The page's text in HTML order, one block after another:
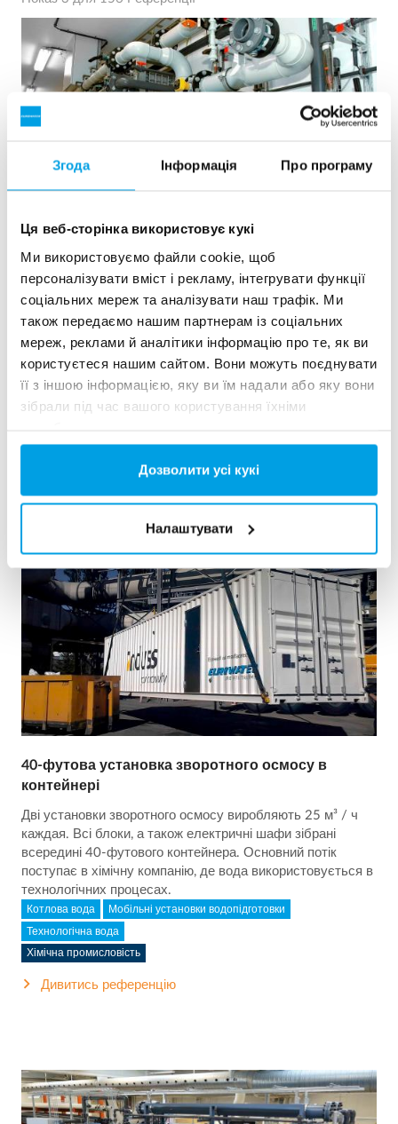
Згода Інформація Про програму
Ця веб-сторінка використовує кукі
Ми використовуємо файли cookie, щоб
персоналізувати вміст і рекламу, інтегрувати функції
соціальних мереж та аналізувати наш трафік. Ми
також передаємо нашим партнерам із соціальних
мереж, реклами й аналітики інформацію про те, як ви
користуєтеся нашим сайтом. Вони можуть поєднувати
її з іншою інформацією, яку ви їм надали або яку вони
зібрали під час вашого користування їхніми
Дозволити усі кукі
Налаштувати
2x60 м³/год надчистої води для електростанції -
WTP в контейнерах 6 x 40 фу...
Цьому замовнику потрібно було модернізувати існуючу
водоочисну установку, але вільного місця на майданчику
не було. Кращим рішенням була мобільна водопідготовка
в контейнері.
Котлова вода Мобільні установки водопідготовки
Теплові та енергетичні утановки
40-футова установка зворотного осмосу в
контейнері
Дві установки зворотного осмосу виробляють 25 м³ / ч
каждая. Всі блоки, а також електричні шафи зібрані
всередині 40-футового контейнера. Основний потік
поступає в хімічну компанію, де вода використовується в
технологічних процесах.
Котлова вода Мобільні установки водопідготовки
Технологічна вода
Хімічна промисловість
Дивитись референцію